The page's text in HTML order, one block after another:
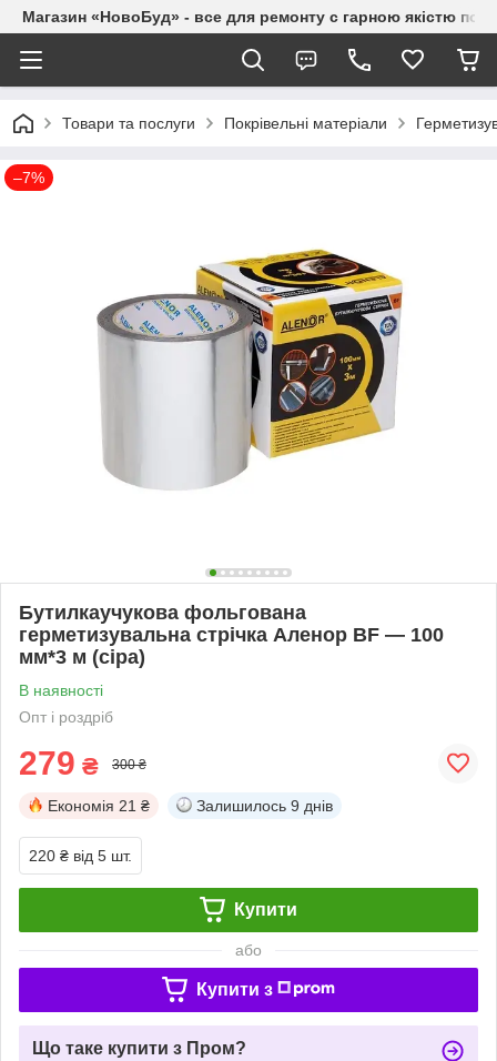
Магазин «НовоБуд» - все для ремонту с гарною якістю по
Товари та послуги Покрівельні матеріали
–7%
Бутилкаучукова фольгована
герметизувальна стрічка Аленор BF — 100
мм*3 м (сіра)
В наявності
Опт і роздріб
279 ₴ 300 ₴
Економія 21 ₴ Залишилось 9 днів
220 ₴ від 5 шт.
Купити
або
Купити з
Що таке купити з Пром?